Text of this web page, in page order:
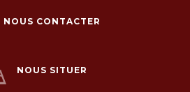
NOUS CONTACTER
NOUS SITUER